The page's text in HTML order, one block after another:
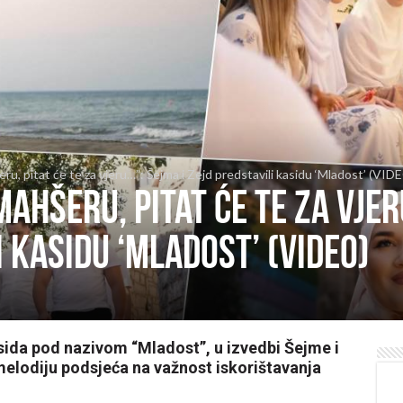
pitat će te za vjeru…”: Šejma i Zejd predstavili kasidu ‘Mladost’
pitat će te za
‘Mladost’ (VIDEO)
pod nazivom “Mladost”, u izvedbi Šejme i
podsjeća na važnost iskorištavanja